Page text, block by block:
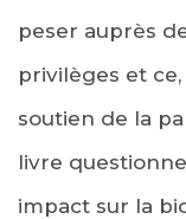
peser auprès
privilèges et
soutien de la
livre
impact sur la